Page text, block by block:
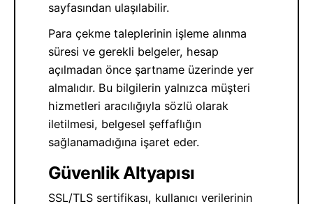
sayfasından ulaşılabilir.
Para çekme taleplerinin işleme alınma
süresi ve gerekli belgeler, hesap
açılmadan önce şartname üzerinde yer
almalıdır. Bu bilgilerin yalnızca müşteri
hizmetleri aracılığıyla sözlü olarak
iletilmesi, belgesel şeffaflığın
sağlanamadığına işaret eder.
Güvenlik Altyapısı
SSL/TLS sertifikası, kullanıcı verilerinin